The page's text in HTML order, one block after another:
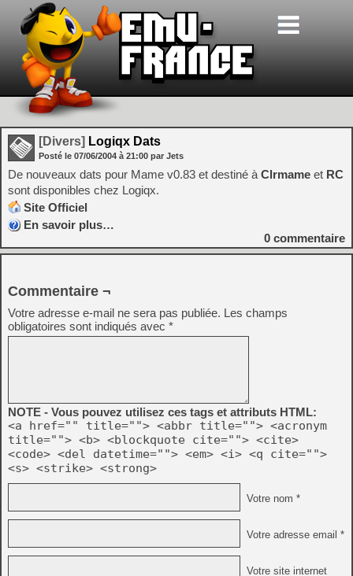
[Divers] Logiqx Dats
Posté le 07/06/2004 à 21:00 par Jets
De nouveaux dats pour Mame v0.83 et destiné à Clrmame et RC
sont disponibles chez Logiqx.
Site Officiel
En savoir plus…
0 commentaire
Commentaire ¬
Votre adresse e-mail ne sera pas publiée. Les champs
obligatoires sont indiqués avec *
NOTE - Vous pouvez utilisez ces tags et attributs HTML:
<a href="" title=""> <abbr title=""> <acronym
title=""> <b> <blockquote cite=""> <cite>
<code> <del datetime=""> <em> <i> <q cite="">
<s> <strike> <strong>
Votre nom *
Votre adresse email *
Votre site internet